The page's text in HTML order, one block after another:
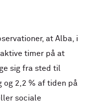
at Alba, i
timer på at
sig fra sted til
og 2,2 % af tiden på
sociale